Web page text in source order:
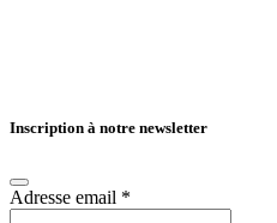
Inscription à notre newsletter
Adresse email *